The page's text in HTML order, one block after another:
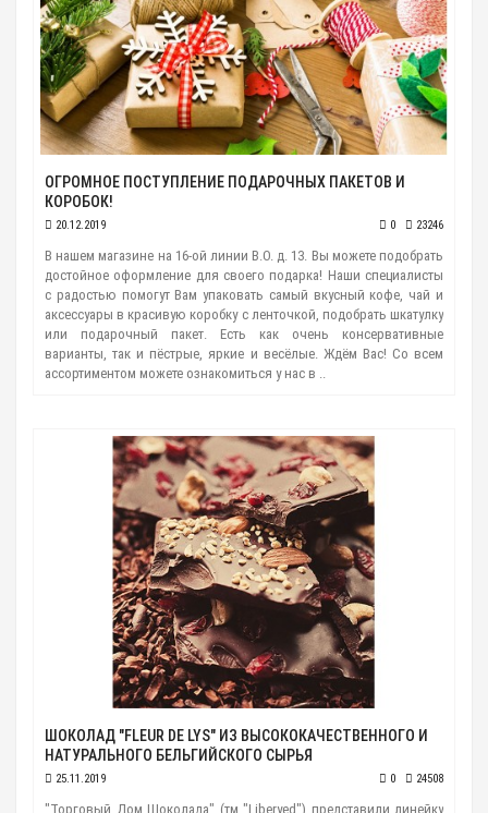
ОГРОМНОЕ ПОСТУПЛЕНИЕ ПОДАРОЧНЫХ ПАКЕТОВ И
КОРОБОК!
20.12.2019 0 23246
В нашем магазине на 16-ой линии В.О. д. 13. Вы можете подобрать
достойное оформление для своего подарка! Наши специалисты
с радостью помогут Вам упаковать самый вкусный кофе, чай и
аксессуары в красивую коробку с ленточкой, подобрать шкатулку
или подарочный пакет. Есть как очень консервативные
варианты, так и пёстрые, яркие и весёлые. Ждём Вас! Со всем
ассортиментом можете ознакомиться у нас в ..
ШОКОЛАД "FLEUR DE LYS" ИЗ ВЫСОКОКАЧЕСТВЕННОГО И
НАТУРАЛЬНОГО БЕЛЬГИЙСКОГО СЫРЬЯ
25.11.2019 0 24508
"Торговый Дом Шоколада" (тм "Liberyed") представили линейку